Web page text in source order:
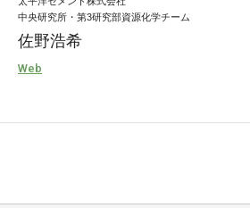
中央研究所・第3研究部資源化学チーム
佐野浩希
Web